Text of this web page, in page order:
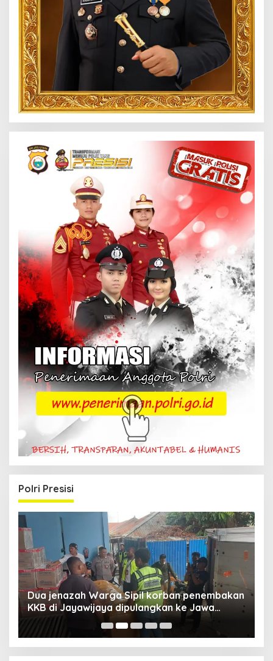
Polri Presisi
Dua jenazah Warga Sipil korban penembakan
KKB di Jayawijaya dipulangkan ke Jawa
Barat, Kaops Damai Cartenz: Kami terus buru
pelakunya